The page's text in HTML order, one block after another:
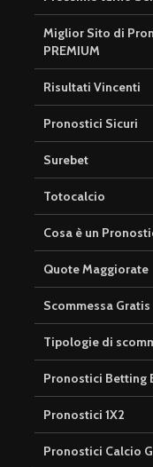
Miglior Sito di
PREMIUM
Risultati Vincenti
Pronostici Sicuri
Surebet
Totocalcio
Cosa è un
Quote Maggiorate
Scommessa Gratis
Tipologie di
Pronostici Betting
Pronostici 1X2
Pronostici Calcio